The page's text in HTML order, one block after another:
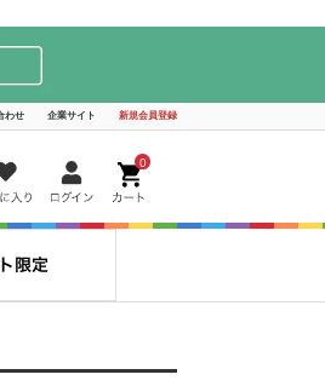
わせ 企業サイト 新規会員登録
0